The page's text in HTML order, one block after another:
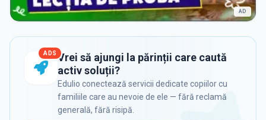
AD
ADS Vrei să ajungi la părinții care caută
activ soluții?
Edulio conectează servicii dedicate copiilor cu
familiile care au nevoie de ele — fără reclamă
generală, fără risipă.